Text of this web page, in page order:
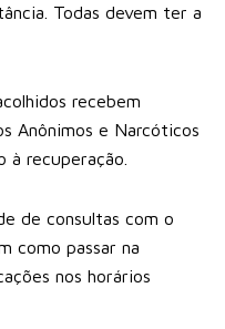
Todas devem ter a
recebem
Anônimos e Narcóticos
à recuperação.
de consultas com o
como passar na
nos horários